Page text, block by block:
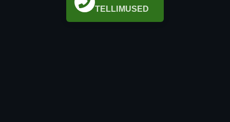
TELLIMUSED